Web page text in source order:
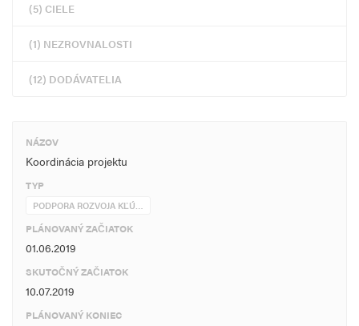
(5) CIELE
(1) NEZROVNALOSTI
(12) DODÁVATELIA
NÁZOV
Koordinácia projektu
TYP
PODPORA ROZVOJA KĽÚ…
PLÁNOVANÝ ZAČIATOK
01.06.2019
SKUTOČNÝ ZAČIATOK
10.07.2019
PLÁNOVANÝ KONIEC